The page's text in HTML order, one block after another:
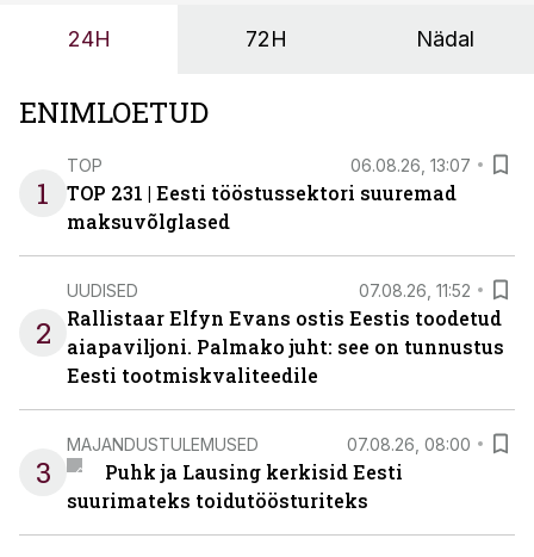
OÜ tegevjuht Sander Mitendorf.
24H 72H Nädal
ENIMLOETUD
1
TOP 06.08.26, 13:07
TOP 231 | Eesti tööstussektori suuremad
maksuvõlglased
2
UUDISED 07.08.26, 11:52
Rallistaar Elfyn Evans ostis Eestis toodetud
aiapaviljoni. Palmako juht: see on tunnustus
Eesti tootmiskvaliteedile
3
MAJANDUSTULEMUSED 07.08.26, 08:00
Puhk ja Lausing kerkisid Eesti
suurimateks toidutöösturiteks